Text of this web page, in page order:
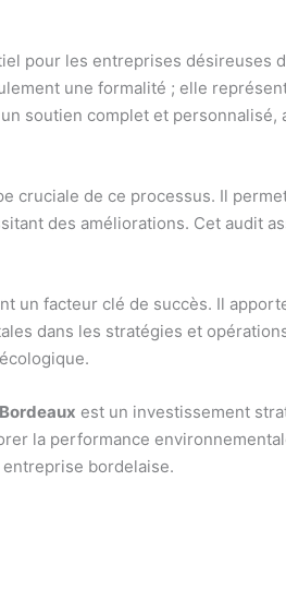
pour les entreprises désireuses
une formalité ; elle
soutien complet et
cruciale de ce processus. Il
des améliorations. Cet audit
un facteur clé de succès. Il
dans les stratégies et
est un investissement
la performance
bordelaise.